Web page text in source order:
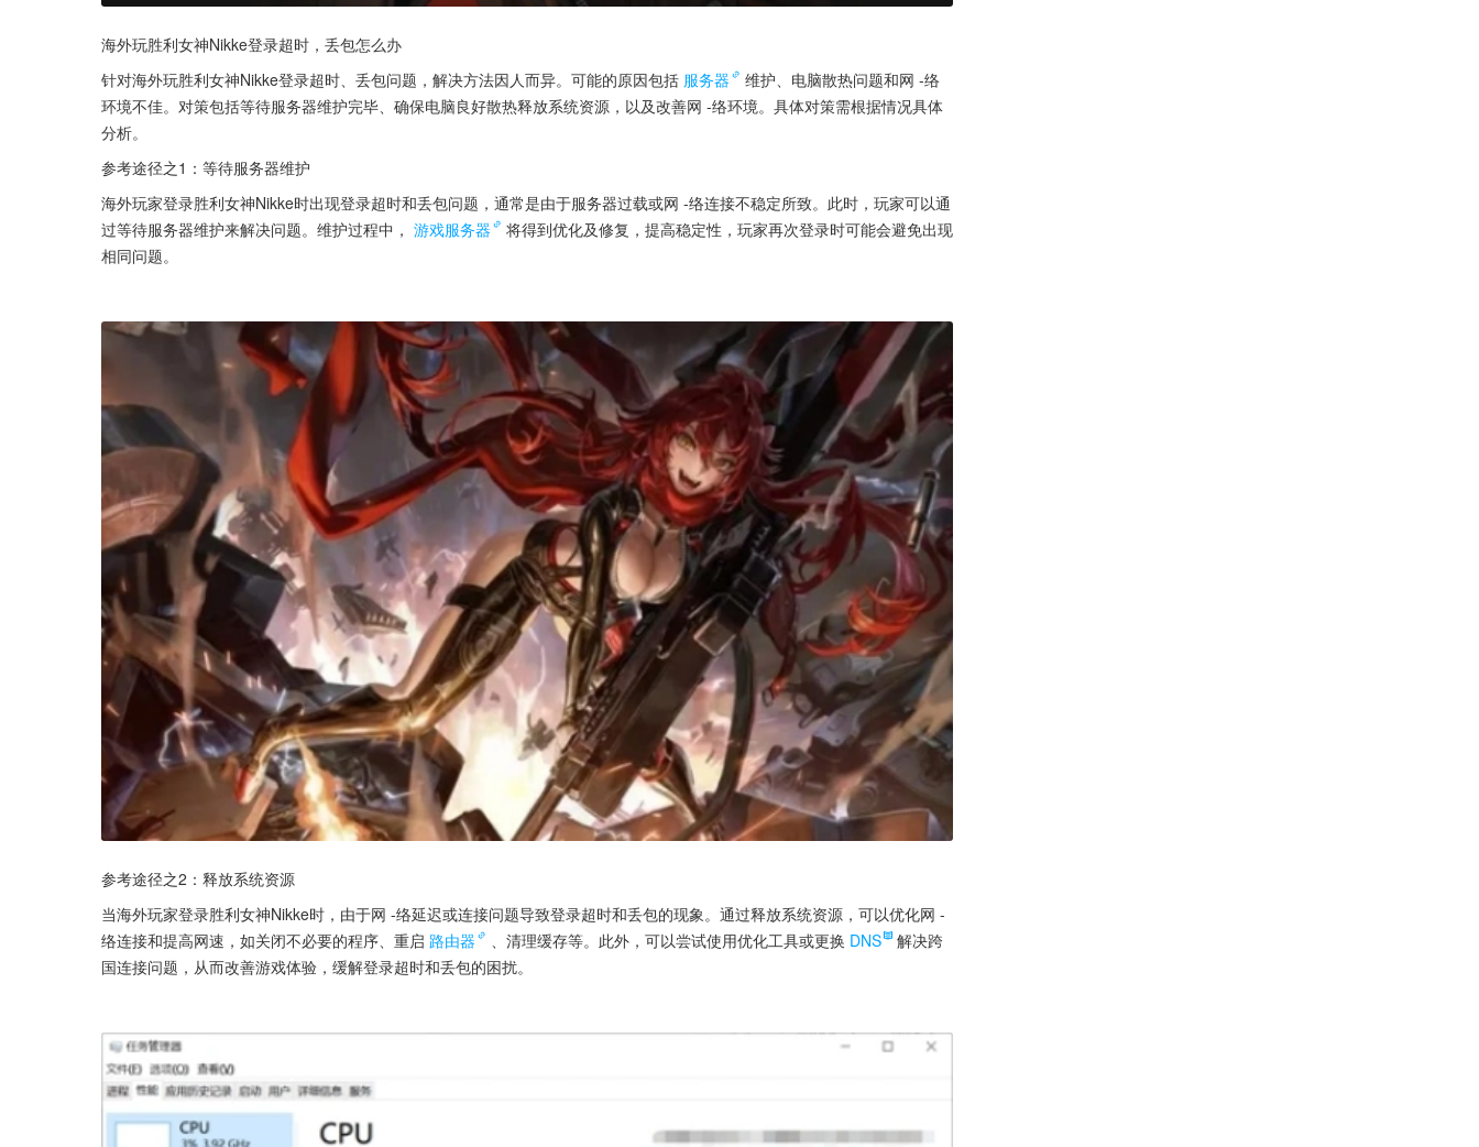
海外玩胜利女神Nikke登录超时，丢包怎么办
针对海外玩胜利女神Nikke登录超时、丢包问题，解决方法因人而异。可能的原因包括 服务器
维护、电脑散热问题和网 -络
环境不佳。对策包括等待服务器维护完毕、确保电脑良好散热释放系统资源，以及改善网 -络环境。具体对策需根据情况具体
分析。
参考途径之1：等待服务器维护
海外玩家登录胜利女神Nikke时出现登录超时和丢包问题，通常是由于服务器过载或网 -络连接不稳定所致。此时，玩家可以通
过等待服务器维护来解决问题。维护过程中， 游戏服务器
将得到优化及修复，提高稳定性，玩家再次登录时可能会避免出现
相同问题。
参考途径之2：释放系统资源
当海外玩家登录胜利女神Nikke时，由于网 -络延迟或连接问题导致登录超时和丢包的现象。通过释放系统资源，可以优化网 -
络连接和提高网速，如关闭不必要的程序、重启 路由器 、清理缓存等。此外，可以尝试使用优化工具或更换 DNS
解决跨
国连接问题，从而改善游戏体验，缓解登录超时和丢包的困扰。